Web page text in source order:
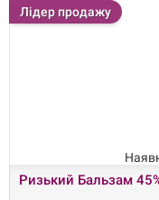
Лідер продажу
Ризький Бальзам